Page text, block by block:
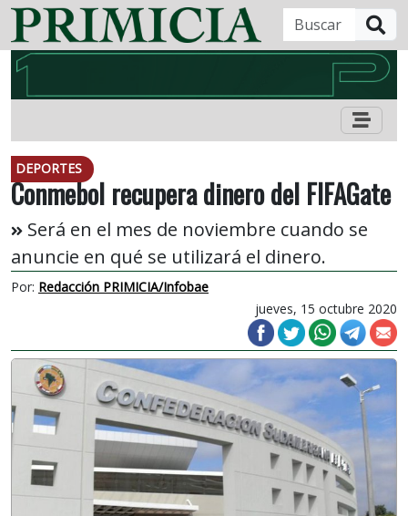
DEPORTES
Conmebol recupera dinero del FIFAGate
Será en el mes de noviembre cuando se
anuncie en qué se utilizará el dinero.
Por: Redacción PRIMICIA/Infobae
jueves, 15 octubre 2020